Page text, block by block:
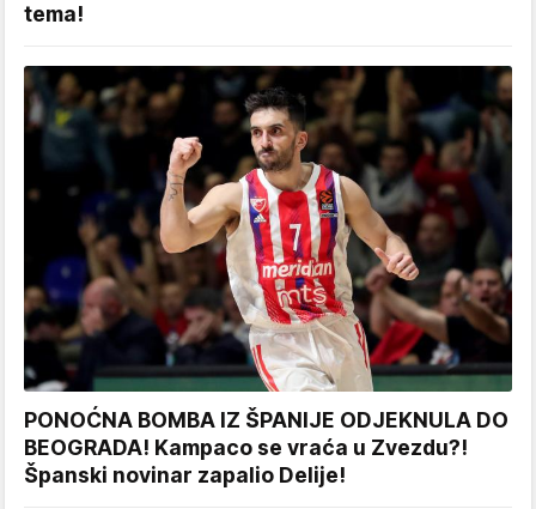
tema!
PONOĆNA BOMBA IZ ŠPANIJE ODJEKNULA DO
BEOGRADA! Kampaco se vraća u Zvezdu?!
Španski novinar zapalio Delije!